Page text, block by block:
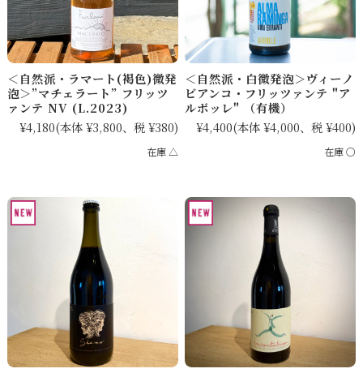
＜自然派・ラマート(褐色)微発
泡＞”マチェラート” フリッツ
ァンテ NV (L.2023)
¥4,180(本体 ¥3,800、税 ¥380)
在庫 △
＜自然派・白微発泡＞ヴィーノ
ビアンコ・フリッツァンテ "ア
ルボッレ" （有機）
¥4,400(本体 ¥4,000、税 ¥400)
在庫 ○